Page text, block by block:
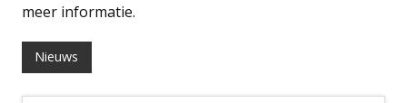
meer informatie.
Nieuws